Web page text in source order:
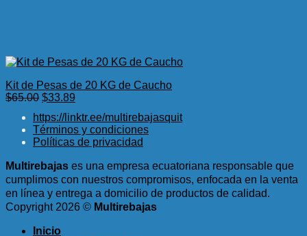
Kit de Pesas de 20 KG de Caucho
$65.00 El
original
era:
$65.00.
$33.89
actual
es:
$33.89.
https://linktr.ee/multirebajasquit
Términos y condiciones
Políticas de privacidad
Multirebajas es una empresa ecuatoriana responsable que
cumplimos con nuestros compromisos, enfocada en la venta
en línea y entrega a domicilio de productos de calidad.
Copyright 2026 © Multirebajas
Inicio